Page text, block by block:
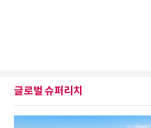
글로벌 슈퍼리치